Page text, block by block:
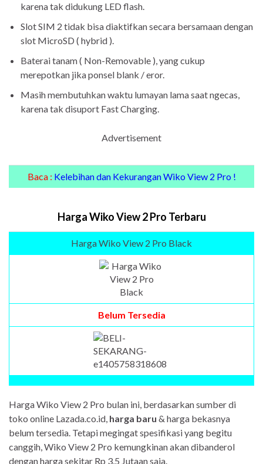
karena tak didukung LED flash.
Slot SIM 2 tidak bisa diaktifkan secara bersamaan dengan
slot MicroSD ( hybrid ).
Baterai tanam ( Non-Removable ), yang cukup
merepotkan jika ponsel blank / eror.
Masih membutuhkan waktu lumayan lama saat ngecas,
karena tak disuport Fast Charging.
Advertisement
Baca : Kelebihan dan Kekurangan Wiko View 2 Pro !
Harga Wiko View 2 Pro Terbaru
Harga Wiko View 2 Pro Black
Belum Tersedia
Harga Wiko View 2 Pro bulan ini, berdasarkan sumber di
toko online Lazada.co.id, harga baru & harga bekasnya
belum tersedia. Tetapi megingat spesifikasi yang begitu
canggih, Wiko View 2 Pro kemungkinan akan dibanderol
dengan harga sekitar Rp 3,5 Jutaan saja.